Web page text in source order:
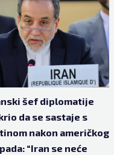
šef diplomatije
da se sastaje s
nakon američkog
“Iran se neće